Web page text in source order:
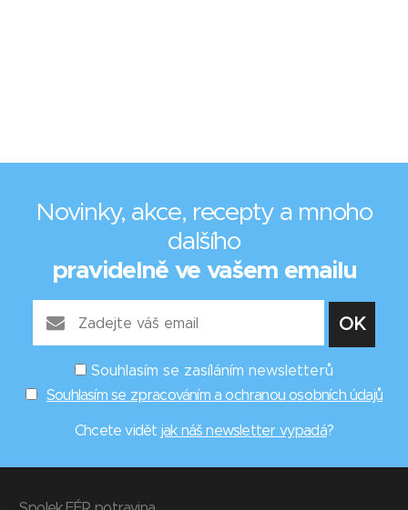
Novinky, akce, recepty a mnoho
dalšího
pravidelně ve vašem emailu
Souhlasím se zasíláním newsletterů
Souhlasím se zpracováním a ochranou osobních údajů
Chcete vidět jak náš newsletter vypadá?